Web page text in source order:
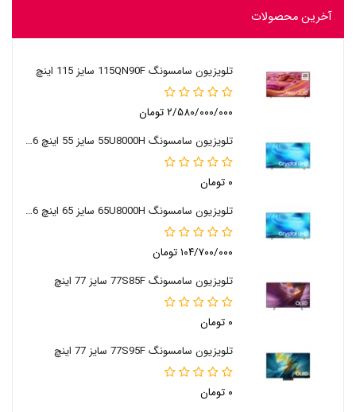
آخرین محصولات
تلویزیون سامسونگ 115QN90F سایز 115 اینچ
۲/۵۸۰/۰۰۰/۰۰۰ تومان
تلویزیون سامسونگ 55U8000H سایز 55 اینچ 2026
۰ تومان
تلویزیون سامسونگ 65U8000H سایز 65 اینچ 2026
۱۰۴/۷۰۰/۰۰۰ تومان
تلویزیون سامسونگ 77S85F سایز 77 اینچ
۰ تومان
تلویزیون سامسونگ 77S95F سایز 77 اینچ
۰ تومان